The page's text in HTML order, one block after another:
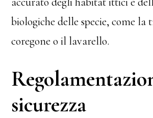
biologiche delle specie, come la
coregone o il lavarello.
sicurezza